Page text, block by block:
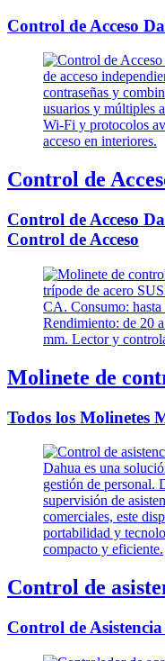
Control de Acceso
Control de
Control de Acceso
Control de Acceso
Molinete de
Todos los Molinetes
Control de
Control de